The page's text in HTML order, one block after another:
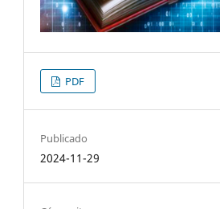
PDF
Publicado
2024-11-29